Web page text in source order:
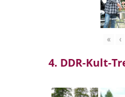
« ‹
4. DDR-Kult-